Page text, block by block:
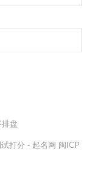
排盘
打分 - 起名网 闽ICP